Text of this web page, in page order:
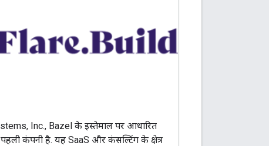
Inc., Bazel के इस्तेमाल पर आधारित
पहली कंपनी है. यह SaaS और कंसल्टिंग के क्षेत्र